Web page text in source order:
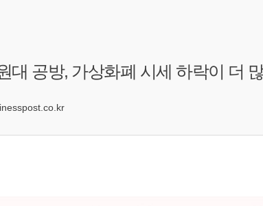
대 공방, 가상화폐 시세 하락이 더